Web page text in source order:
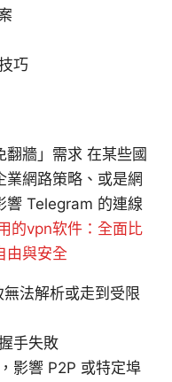
巧
牆」需求 在某些國
業網路策略、或是網
響 Telegram 的連線
的vpn软件：全面比
由與安全
法解析或走到受限
手失敗
影響 P2P 或特定埠